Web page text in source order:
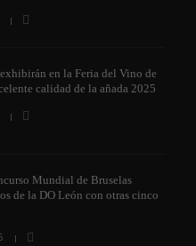
en la Feria del Vino de
calidad de la añada 2025
Mundial de Bruselas
de la DO León con otras cinco